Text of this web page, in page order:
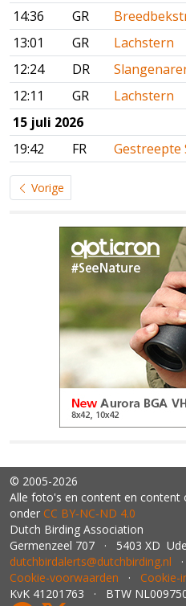
14:36
GR
13:01
GR
Lachstern
12:24
DR
12:11
GR
Lachstern
15 juli 2026
19:42
FR
Vorige
© 2005-2026
Alle foto's en content en content
onder CC BY‑NC‑ND 4.0
Dutch Birding Association
Germenzeel 707 · 5403 XD
dutchbirdalerts@dutchbirding.nl ·
Cookie-voorwaarden · Cookie-
KvK 41201763 · BTW